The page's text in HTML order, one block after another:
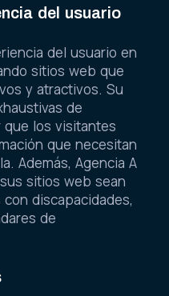
del usuario
del usuario en
sitios web que
y atractivos. Su
de
que los visitantes
que necesitan
Además, Agencia A
sitios web sean
discapacidades,
de